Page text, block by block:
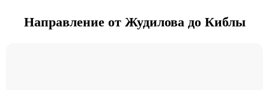
Направление от Жудилова до Киблы